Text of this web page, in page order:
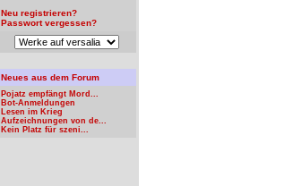
Neu registrieren?
Passwort vergessen?
Neues aus dem Forum
Pojatz empfängt Mord...
Bot-Anmeldungen
Lesen im Krieg
Aufzeichnungen von de...
Kein Platz für szeni...